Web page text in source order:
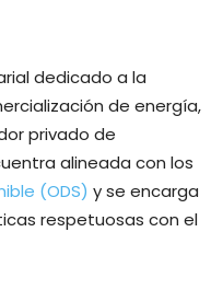
dedicado a la
de energía,
privado de
alineada con los
(ODS) y se encarga
respetuosas con el